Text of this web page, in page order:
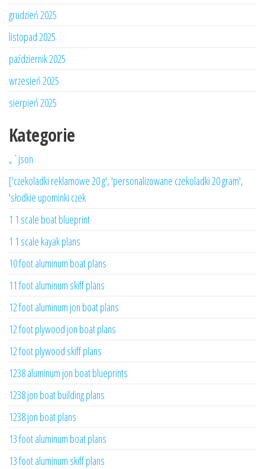
grudzień 2025
listopad 2025
październik 2025
wrzesień 2025
sierpień 2025
Kategorie
„`json
['czekoladki reklamowe 20 g', 'personalizowane czekoladki 20 gram',
'słodkie upominki czek
1 1 scale boat blueprint
1 1 scale kayak plans
10 foot aluminum boat plans
11 foot aluminum skiff plans
12 foot aluminum jon boat plans
12 foot plywood jon boat plans
12 foot plywood skiff plans
1238 aluminum jon boat blueprints
1238 jon boat building plans
1238 jon boat plans
13 foot aluminum boat plans
13 foot aluminum skiff plans